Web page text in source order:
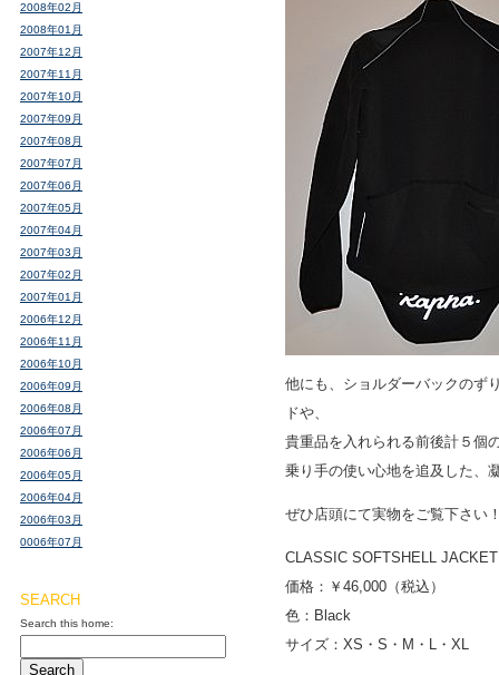
他にも、ショルダーバックのず
ドや、
貴重品を入れられる前後計５個
乗り手の使い心地を追及した、
ぜひ店頭にて実物をご覧下さい
CLASSIC SOFTSHELL JACKET
価格：￥46,000（税込）
色：Black
サイズ：XS・S・M・L・XL
2008年02月
2008年01月
2007年12月
2007年11月
2007年10月
2007年09月
2007年08月
2007年07月
2007年06月
2007年05月
2007年04月
2007年03月
2007年02月
2007年01月
2006年12月
2006年11月
2006年10月
2006年09月
2006年08月
2006年07月
2006年06月
2006年05月
2006年04月
2006年03月
0006年07月
SEARCH
Search this home: